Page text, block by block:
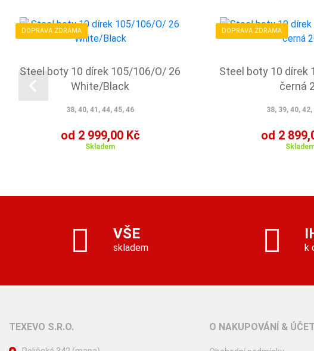
DOPRAVA ZDRAMA
Steel boty 10 dírek 105/106/O/ 26
White/Black
38, 40, 41, 44, 45, 46
od 2 999,00 Kč
Skladem
DOPRAVA ZDRAMA
Steel boty 10 dírek
černá
38, 39, 40,
od 2
VŠE
skladem k
TEXEVO S.R.O. O NAKUPOVÁNÍ & ÚČET